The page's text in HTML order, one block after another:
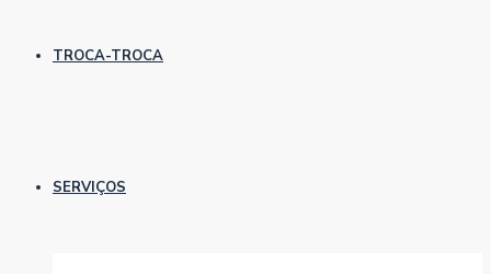
TROCA-TROCA
SERVIÇOS